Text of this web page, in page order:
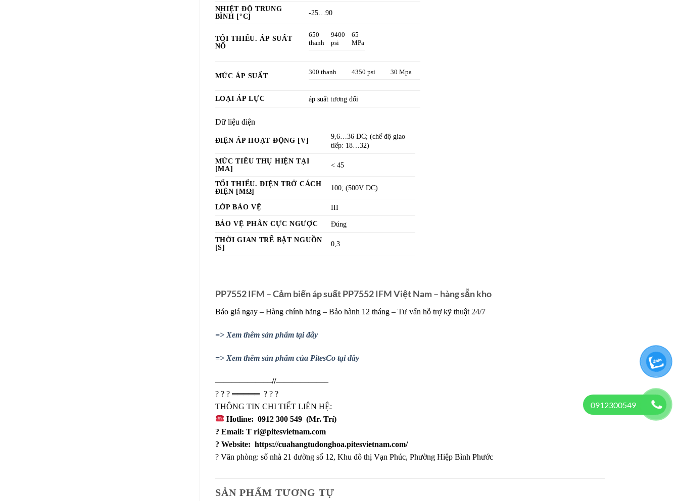
NHIỆT ĐỘ TRUNG
BÌNH [°C]
-25…90
TỐI THIỂU. ÁP SUẤT
NỔ
650
thanh
9400
psi
65
MPa
MỨC ÁP SUẤT 300 thanh 4350 psi 30 Mpa
LOẠI ÁP LỰC áp suất tương đối
Dữ liệu điện
ĐIỆN ÁP HOẠT ĐỘNG [V]
9,6…36 DC; (chế độ giao
tiếp: 18…32)
MỨC TIÊU THỤ HIỆN TẠI
[MA]
< 45
TỐI THIỂU. ĐIỆN TRỞ CÁCH
ĐIỆN [MΩ]
100; (500V DC)
LỚP BẢO VỆ
III
BẢO VỆ PHÂN CỰC NGƯỢC
Đúng
THỜI GIAN TRỄ BẬT NGUỒN
[S]
0,3
PP7552 IFM – Cảm biến áp suất PP7552 IFM Việt Nam – hàng sẵn kho
Báo giá ngay – Hàng chính hãng – Bảo hành 12 tháng – Tư vấn hỗ trợ kỹ thuật 24/7
=> Xem thêm sản phẩm tại đây
=> Xem thêm sản phẩm của PitesCo tại đây
——————––//——————–
? ? ?═════ ? ? ?
THÔNG TIN CHI TIẾT LIÊN HỆ:
Hotline: 0912 300 549(Mr. Trí)
? Email: Tri@pitesvietnam.com
? Website: https://cuahangtudonghoa.pitesvietnam.com/
? Văn phòng: số nhà 21 đường số 12, Khu đô thị Vạn Phúc, Phường Hiệp Bình Phước
SẢN PHẨM TƯƠNG TỰ
0912300549